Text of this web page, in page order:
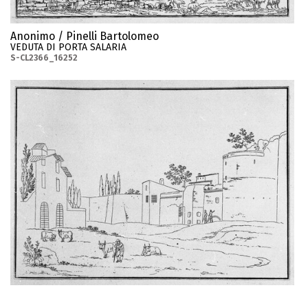
Anonimo / Pinelli Bartolomeo
VEDUTA DI PORTA SALARIA
S-CL2366_16252